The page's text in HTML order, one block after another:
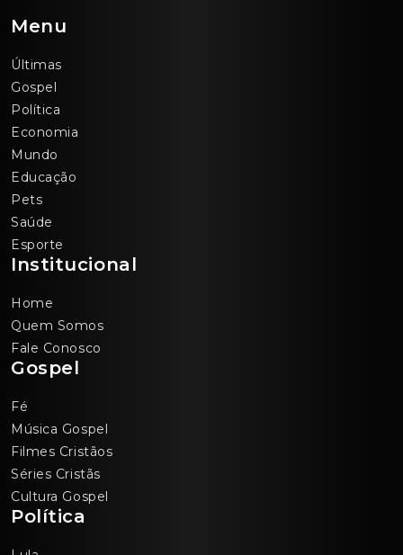
Menu
Últimas
Gospel
Política
Economia
Mundo
Educação
Pets
Saúde
Esporte
Institucional
Home
Quem Somos
Fale Conosco
Gospel
Fé
Música Gospel
Filmes Cristãos
Séries Cristãs
Cultura Gospel
Política